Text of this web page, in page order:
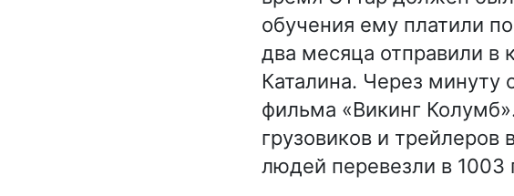
обучения ему платили
два месяца отправили в
Каталина. Через минуту
фильма «Викинг
грузовиков и трейлеров
людей перевезли в 1003